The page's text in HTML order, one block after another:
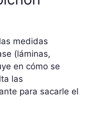
medidas
(láminas,
en cómo se
las
para sacarle el